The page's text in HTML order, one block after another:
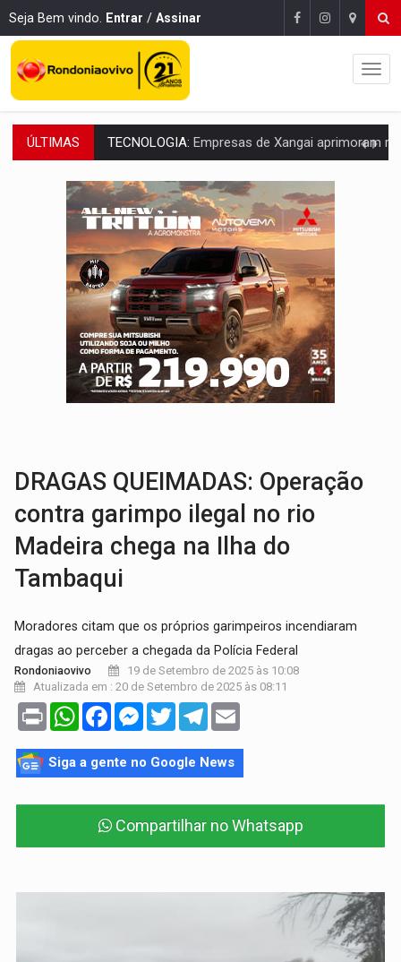
Seja Bem vindo. Entrar / Assinar
ÚLTIMAS PROTEGE A TERRA:China descobre como explodir asteroide com bomba
VÍDEO:Motociclista morre após bater na traseira de
PARECE UM NUGGET:Essa receita com frango virou o meu
EMPREENDEDORISMO:7 negócios que podem começar com pouco dinheiro e
GIGANTE DA AMÉRICA:Brasil reúne dimensão continental e posição
INDEPENDÊNCIA:10 dicas importantes para quem quer
VARCENA:Cientistas descobrem nova espécie de rã em florestas
BARGANHA:Vai comprar celular usado? Veja como consultar o
DRAGAS QUEIMADAS: Operação
contra garimpo ilegal no rio
Madeira chega na Ilha do
Tambaqui
Moradores citam que os próprios garimpeiros incendiaram
dragas ao perceber a chegada da Polícia Federal
Rondoniaovivo
19 de Setembro de 2025 às 10:08
Atualizada em : 20 de Setembro de 2025 às 08:11
Print WhatsAppFacebookMessenger
TwitterTelegram
Siga a gente no Google News
Compartilhar no Whatsapp